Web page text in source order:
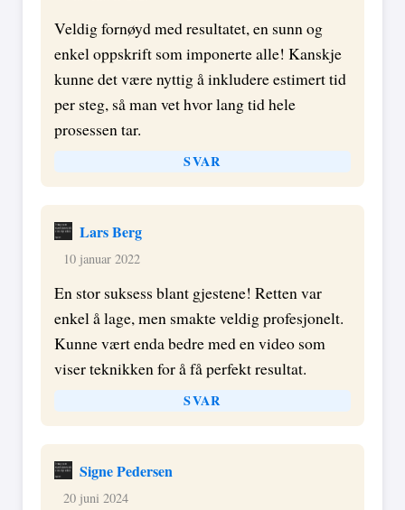
Veldig fornøyd med resultatet, en sunn og
enkel oppskrift som imponerte alle! Kanskje
kunne det være nyttig å inkludere estimert tid
per steg, så man vet hvor lang tid hele
prosessen tar.
SVAR
Lars Berg
10 januar 2022
En stor suksess blant gjestene! Retten var
enkel å lage, men smakte veldig profesjonelt.
Kunne vært enda bedre med en video som
viser teknikken for å få perfekt resultat.
SVAR
Signe Pedersen
20 juni 2024